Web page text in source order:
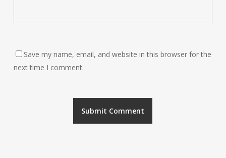
Save my name, email, and website in this browser for the
next time I comment.